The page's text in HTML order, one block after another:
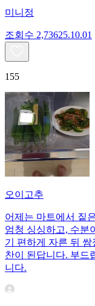
미니정
조회수 2,73625.10.01
155
오이고추
어제는 마트에서 짙
엄청 싱싱하고, 수분
기 편하게 자른 뒤
찬이 된답니다. 부드
니다.